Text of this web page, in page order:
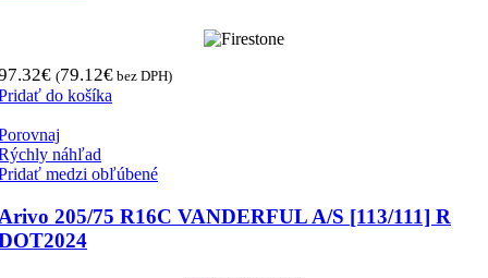
€ (79.12€ bez DPH)
do košíka
náhľad
medzi obľúbené
205/75 R16C VANDERFUL A/S [113/111] R